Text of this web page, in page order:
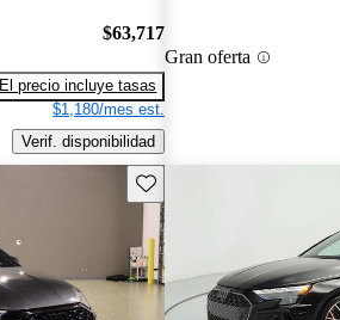
$63,717
El precio incluye tasas
$1,180/mes est.
Verif. disponibilidad
Gran oferta
Guarda este Aviso